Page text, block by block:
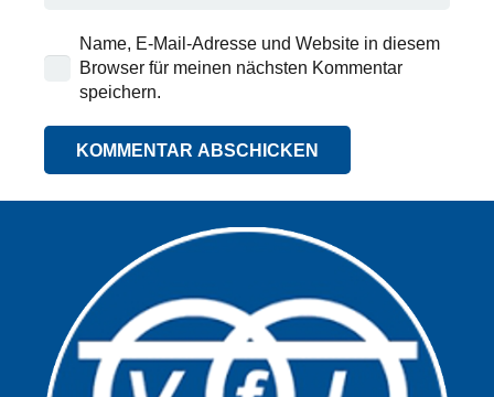
Name, E-Mail-Adresse und Website in diesem
Browser für meinen nächsten Kommentar
speichern.
KOMMENTAR ABSCHICKEN